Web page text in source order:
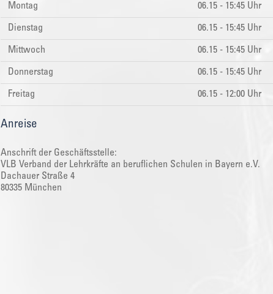
Montag
06.15 - 15:45 Uhr
Dienstag 06.15 - 15:45 Uhr
Mittwoch 06.15 - 15:45 Uhr
Donnerstag 06.15 - 15:45 Uhr
Freitag 06.15 - 12:00 Uhr
Anreise
Anschrift der Geschäftsstelle:
VLB Verband der Lehrkräfte an beruflichen Schulen in Bayern e.V.
Dachauer Straße 4
80335 München